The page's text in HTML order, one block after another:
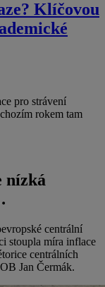
Klíčovou
pro strávení
rokem tam
nízká
centrální
stoupla míra inflace
centrálních
Jan Čermák.